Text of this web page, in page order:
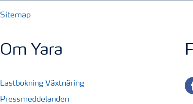
Sitemap
Om Yara
Lastbokning Växtnäring
Pressmeddelanden